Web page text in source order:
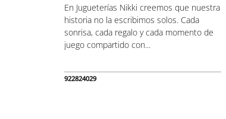
En Jugueterías Nikki creemos que nuestra
historia no la escribimos solos. Cada
sonrisa, cada regalo y cada momento de
juego compartido con...
922824029